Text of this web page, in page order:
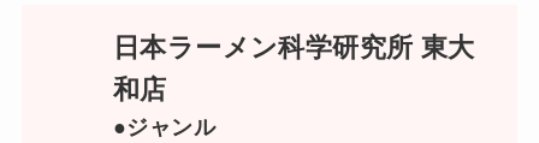
日本ラーメン科学研究所 東大
和店
●ジャンル